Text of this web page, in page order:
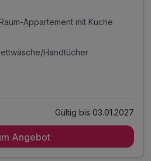
Appartement mit Küche
Handtücher
Gültig bis 03.01.2027
Angebot